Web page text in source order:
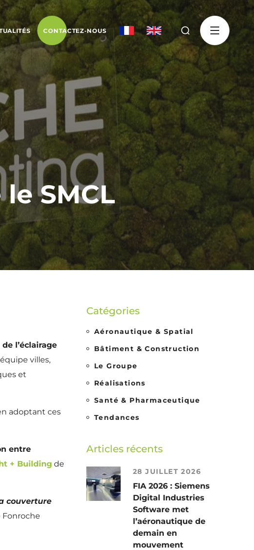
CONTACTEZ-NOUS
SMCL
l’éclairage
villes,
et
adoptant ces
entre
+ Building de
couverture
Fonroche
Catégories
Aéronautique & Spatial
Bâtiment & Construction
Le Groupe
Réalisations
Santé & Pharmaceutique
Tendances
Articles récents
28 JUILLET 2026
FIA 2026 : Siemens
Digital Industries
Software met
l’aéronautique de
demain en
mouvement